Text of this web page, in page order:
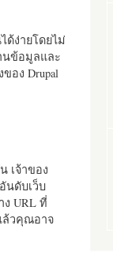
ด้ง่ายโดยไม่
นข้อมูลและ
อง Drupal
เจ้าของ
นดับเว็บ
URL ที่
ล้วคุณอาจ